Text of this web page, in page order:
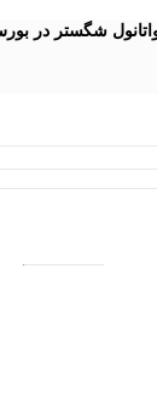
شگستر در